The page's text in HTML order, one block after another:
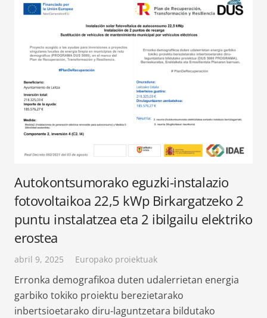
Autokontsumorako eguzki-instalazio
fotovoltaikoa 22,5 kWp Birkargatzeko 2
puntu instalatzea eta 2 ibilgailu elektriko
erostea
abril 9, 2025 Europako proiektuak
Erronka demografikoa duten udalerrietan energia
garbiko tokiko proiektu berezietarako
inbertsioetarako diru-laguntzetara bildutako